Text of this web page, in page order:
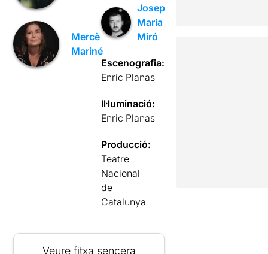
Mercè
Mariné
Josep
Maria
Miró
Escenografia:
Enric Planas
Il·luminació:
Enric Planas
Producció:
Teatre
Nacional
de
Catalunya
Veure fitxa sencera